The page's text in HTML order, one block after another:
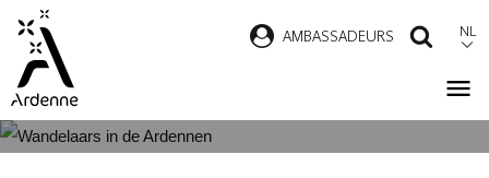
Overslaan
naar
inhoud
AMBASSADEURS NL